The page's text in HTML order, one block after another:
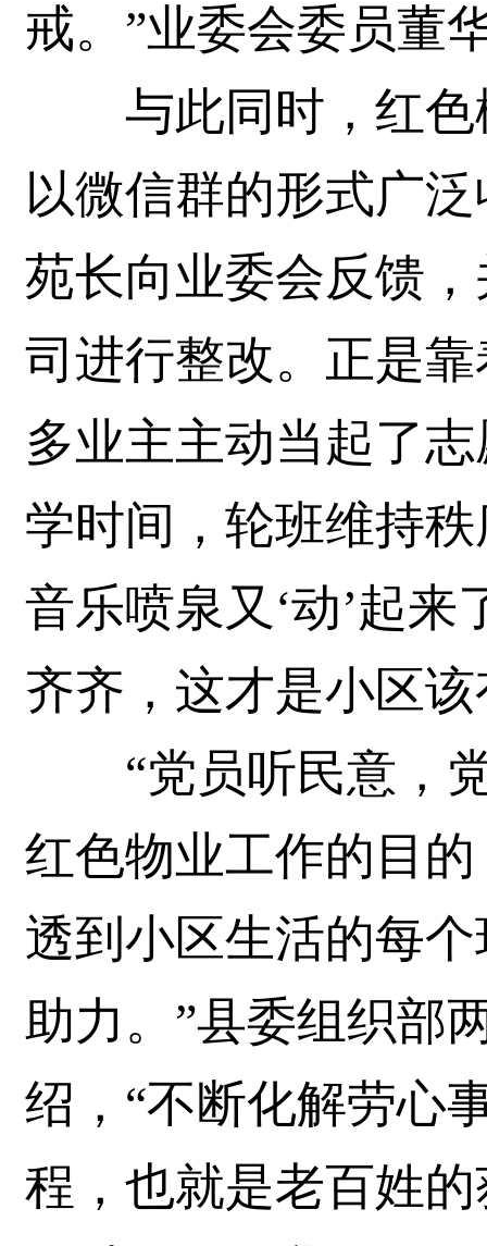
戒。”业委会委员董
与此同时，红色
以微信群的形式广
苑长向业委会反馈
司进行整改。正是
多业主主动当起了
学时间，轮班维持
音乐喷泉又‘动’起
齐齐，这才是小区
“党员听民意，党
红色物业工作的目
透到小区生活的每
助力。”县委组织部
绍，“不断化解劳心
程，也就是老百姓